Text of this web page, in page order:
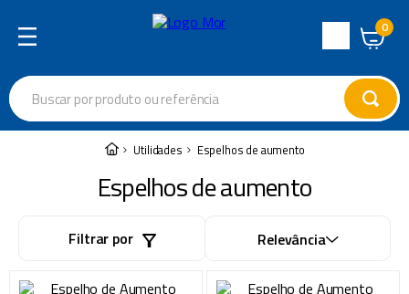
de
Atendimento
0
Buscar por produto ou referência
Utilidades Espelhos de aumento
Espelhos de aumento
Filtrar por Relevância
Termos mais buscados
garrafa térmica